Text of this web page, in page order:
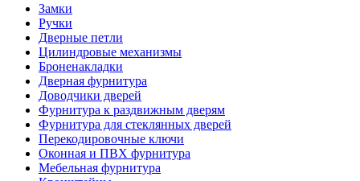
Замки
Ручки
Дверные петли
Цилиндровые механизмы
Броненакладки
Дверная фурнитура
Доводчики дверей
Фурнитура к раздвижным дверям
Фурнитура для стеклянных дверей
Перекодировочные ключи
Оконная и ПВХ фурнитура
Мебельная фурнитура